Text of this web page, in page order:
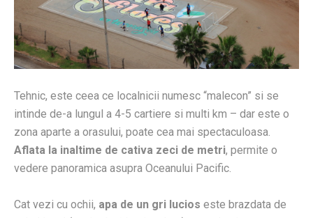
Tehnic, este ceea ce localnicii numesc “malecon” si se
intinde de-a lungul a 4-5 cartiere si multi km – dar este o
zona aparte a orasului, poate cea mai spectaculoasa.
Aflata la inaltime de cativa zeci de metri, permite o
vedere panoramica asupra Oceanului Pacific.
Cat vezi cu ochii, apa de un gri lucios este brazdata de